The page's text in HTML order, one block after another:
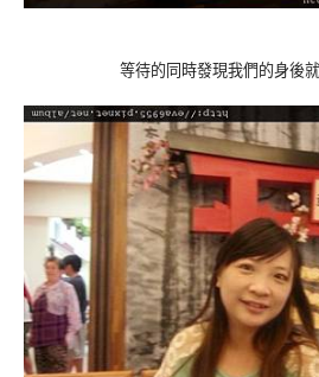
等待的同時發現我們的身後